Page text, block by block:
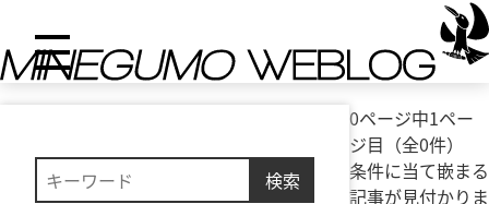
検索
0ページ中1ペー
ジ目（全0件）
条件に当て嵌まる
記事が見付かりま